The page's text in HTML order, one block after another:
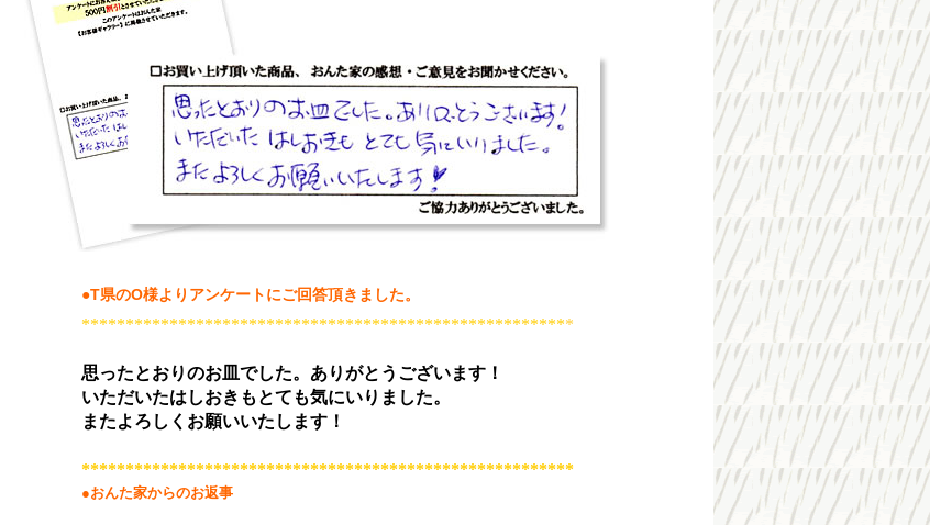
●T県のO様よりアンケートにご回答頂きました。
********************************************************
思ったとおりのお皿でした。ありがとうございます！
いただいたはしおきもとても気にいりました。
またよろしくお願いいたします！
********************************************************
●おんた家からのお返事